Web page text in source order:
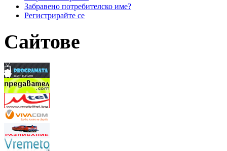
Забравено потребителско име?
Регистрирайте се
Сайтове